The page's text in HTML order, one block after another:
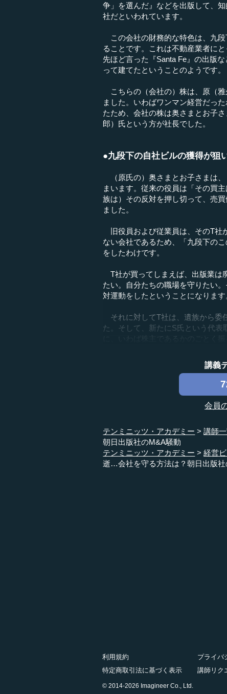
争」を選んだ』などを出版して、
社だといわれています。
この会社の財務的な特色は、九
ることです。これは不動産業者に
先ほど言った『Santa Fe』の出版
って建てたということのようです。
こちらの（会社の）株は、原（
ました。いわばワンマン経営だっ
たため、会社の株は奥さまとお子
郎）氏という方が社長でした。
●九段下の自社ビルの獲得が狙
（原氏の）奥さまとお子さまは
まいます。従来の役員は「その買
族は）その反対を押し切って、売
ました。
旧役員および従業員は、そのT社
ない会社であるため、「九段下の
をしたわけです。
T社が買ってしまえば、出版業は
たい。自分たちの職場を守りたい
対運動をしたということになります
それに対してT社は、遺族から委
た。そして、新たにS氏という代
講義
会員
テンミニッツ・アカデミー 講師
朝日出版社のM&A騒動
テンミニッツ・アカデミー
経営
逝…会社を守る方法は？朝日出版社
利用規約 プライバ
特定商取引法に基づく表示
講師リク
© 2014-2026 Imagineer Co., Ltd.